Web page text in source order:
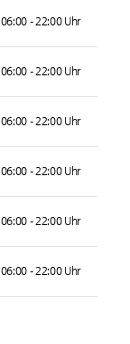
06:00 - 22:00 Uhr
06:00 - 22:00 Uhr
06:00 - 22:00 Uhr
06:00 - 22:00 Uhr
06:00 - 22:00 Uhr
06:00 - 22:00 Uhr